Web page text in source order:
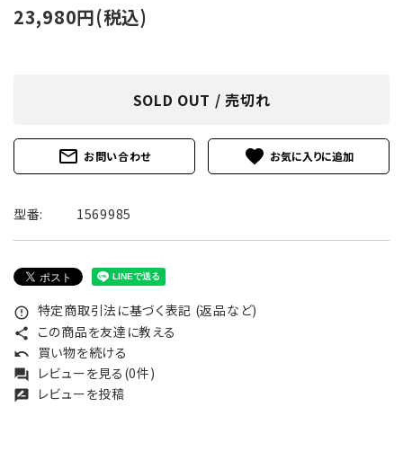
23,980円(税込)
SOLD OUT / 売切れ
mail_outline お問い合わせ favorite
型番: 1569985
error_outline 特定商取引法に基づく表記 (返品など)
share この商品を友達に教える
undo 買い物を続ける
forum レビューを見る(0件)
rate_review レビューを投稿